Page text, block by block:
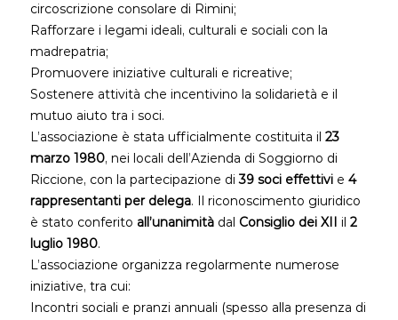
circoscrizione consolare di Rimini;
Rafforzare i legami ideali, culturali e sociali con la
madrepatria;
Promuovere iniziative culturali e ricreative;
Sostenere attività che incentivino la solidarietà e il
mutuo aiuto tra i soci.
L’associazione è stata ufficialmente costituita il 23
marzo 1980, nei locali dell’Azienda di Soggiorno di
Riccione, con la partecipazione di39 soci effettivi e 4
rappresentanti per delega. Il riconoscimento giuridico
è stato conferito all’unanimità dal Consiglio dei XII il 2
luglio 1980.
L’associazione organizza regolarmente numerose
iniziative, tra cui:
Incontri sociali e pranzi annuali (spesso alla presenza di